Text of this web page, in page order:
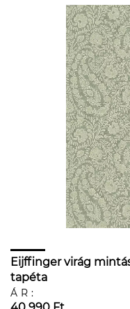
Eijffinger virág
tapéta
ÁR: